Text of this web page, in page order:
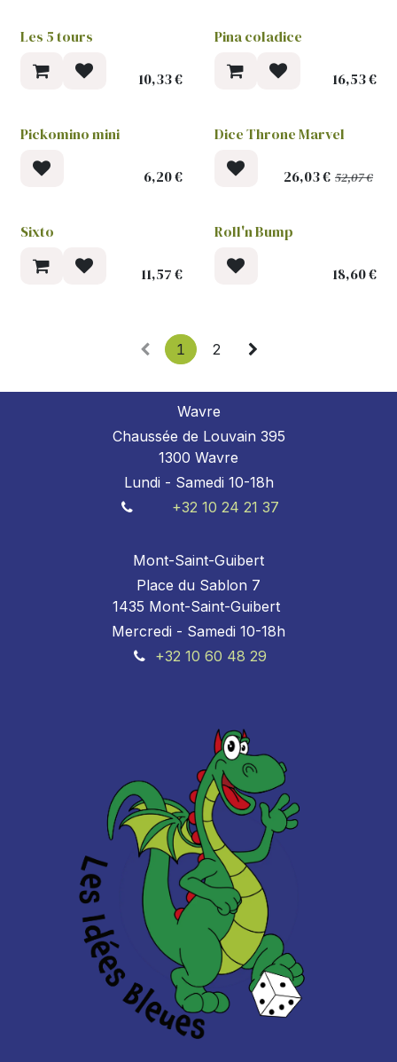
Les 5 tours
10,33€
Pina coladice
16,53€
Pickomino mini
6,20€
-50 %
Dice Throne Marvel
26,03€ 52,07€
Sixto
11,57€
Roll'n Bump
18,60€
1 2
Wavre
Chaussée de Louvain 395
1300 Wavre
Lundi - Samedi 10-18h
+32 10 24 21 37
Mont-Saint-Guibert
Place du Sablon 7
1435 Mont-Saint-Guibert
Mercredi - Samedi 10-18h
+32 10 60 48 29